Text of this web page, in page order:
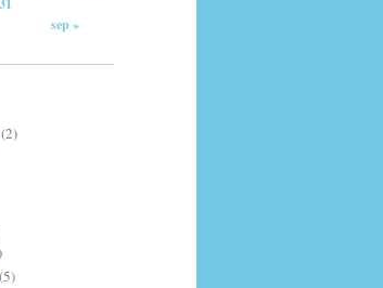
31
sep »
(2)
(5)